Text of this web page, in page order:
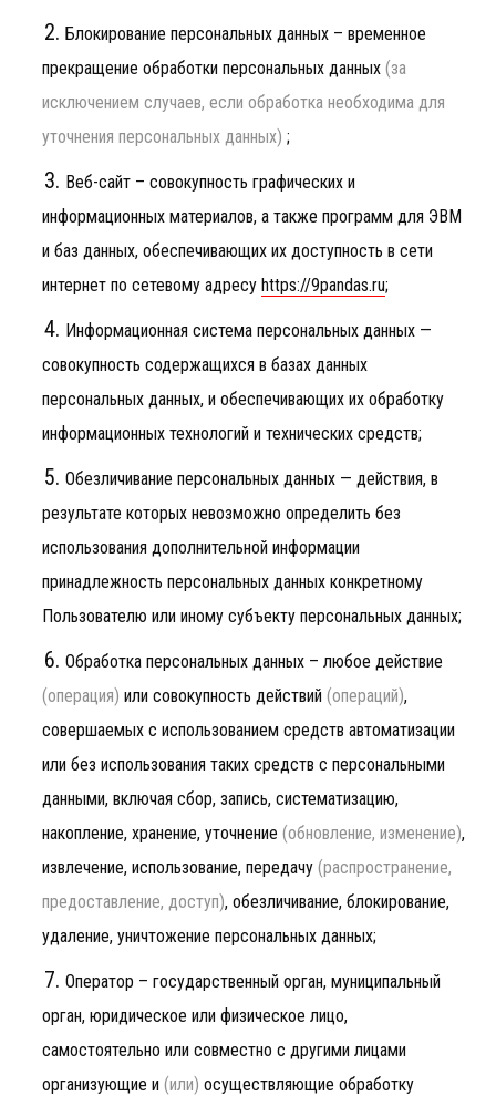
Блокирование персональных данных – временное
прекращение обработки персональных данных (за
исключением случаев, если обработка необходима для
уточнения персональных данных) ;
Веб-сайт – совокупность графических и
информационных материалов, а также программ для ЭВМ
и баз данных, обеспечивающих их доступность в сети
интернет по сетевому адресу https://9pandas.ru;
Информационная система персональных данных —
совокупность содержащихся в базах данных
персональных данных, и обеспечивающих их обработку
информационных технологий и технических средств;
Обезличивание персональных данных — действия, в
результате которых невозможно определить без
использования дополнительной информации
принадлежность персональных данных конкретному
Пользователю или иному субъекту персональных данных;
Обработка персональных данных – любое действие
(операция) или совокупность действий (операций),
совершаемых с использованием средств автоматизации
или без использования таких средств с персональными
данными, включая сбор, запись, систематизацию,
накопление, хранение, уточнение (обновление, изменение),
извлечение, использование, передачу (распространение,
предоставление, доступ), обезличивание, блокирование,
удаление, уничтожение персональных данных;
Оператор – государственный орган, муниципальный
орган, юридическое или физическое лицо,
самостоятельно или совместно с другими лицами
организующие и (или) осуществляющие обработку